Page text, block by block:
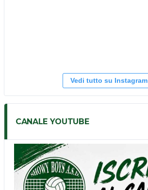
Vedi tutto su Instagram
CANALE YOUTUBE